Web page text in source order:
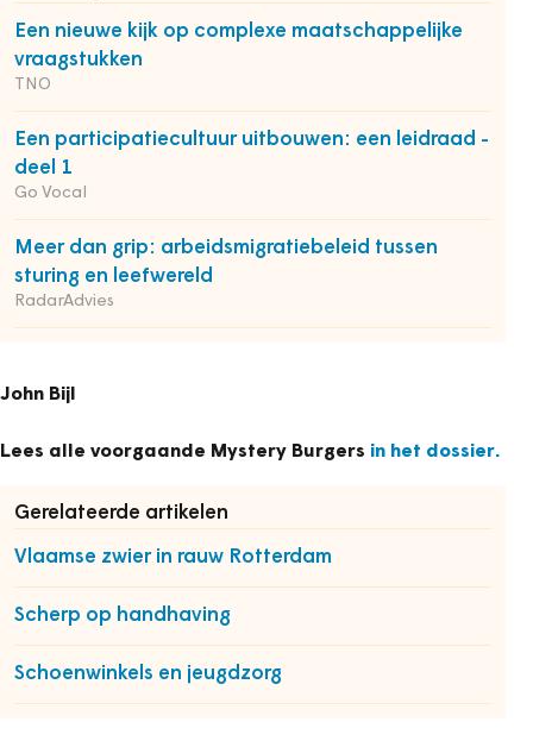
Een nieuwe kijk op complexe maatschappelijke
vraagstukken
TNO
Een participatiecultuur uitbouwen: een leidraad -
deel 1
Go Vocal
Meer dan grip: arbeidsmigratiebeleid tussen
sturing en leefwereld
RadarAdvies
John Bijl
Lees alle voorgaande Mystery Burgers in het dossier.
Gerelateerde artikelen
Vlaamse zwier in rauw Rotterdam
Scherp op handhaving
Schoenwinkels en jeugdzorg